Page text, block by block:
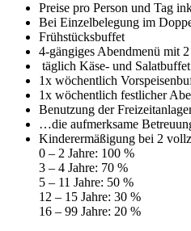
Preise pro Person und Tag
Bei Einzelbelegung im
Frühstücksbuffet
4-gängiges Abendmenü mit
täglich Käse- und Salatbuffet
1x wöchentlich
1x wöchentlich festlicher
Benutzung der
…die aufmerksame
Kinderermäßigung bei 2
0 – 2 Jahre: 100 %
3 – 4 Jahre: 70 %
5 – 11 Jahre: 50 %
12 – 15 Jahre: 30 %
16 – 99 Jahre: 20 %